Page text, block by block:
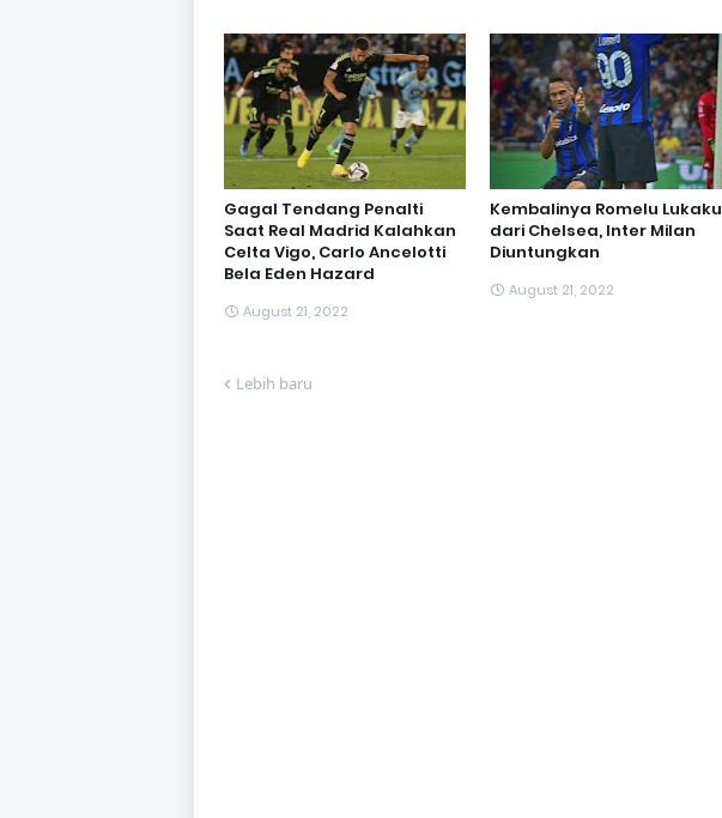
Gagal Tendang Penalti
Saat Real Madrid Kalahkan
Celta Vigo, Carlo Ancelotti
Bela Eden Hazard
August 21, 2022
Kembalinya Romelu Lukaku
dari Chelsea, Inter Milan
Diuntungkan
August 21, 2022
Lebih baru